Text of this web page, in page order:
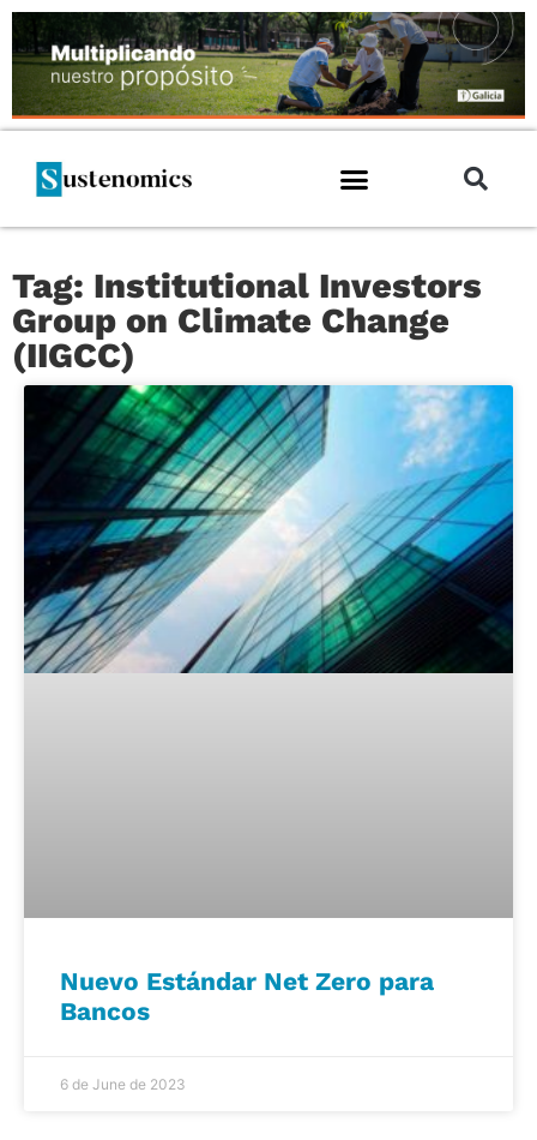
Tag: Institutional Investors
Group on Climate Change
(IIGCC)
Nuevo Estándar Net Zero para
Bancos
6 de June de 2023